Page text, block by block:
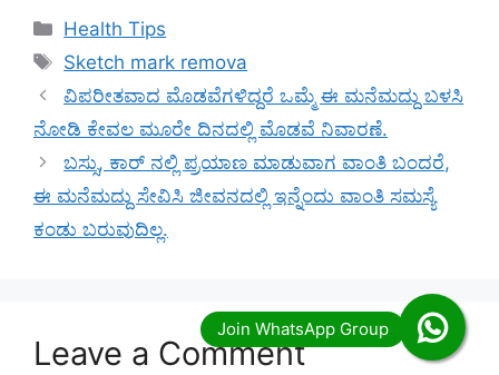
Categories
Health Tips
Tags
Sketch mark remova
ವಿಪರೀತವಾದ ಮೊಡವೆಗಳಿದ್ದರೆ ಒಮ್ಮೆ ಈ ಮನೆಮದ್ದು ಬಳಸಿ
ನೋಡಿ ಕೇವಲ ಮೂರೇ ದಿನದಲ್ಲಿ ಮೊಡವೆ ನಿವಾರಣೆ.
ಬಸ್ಸು, ಕಾರ್ ನಲ್ಲಿ ಪ್ರಯಾಣ ಮಾಡುವಾಗ ವಾಂತಿ ಬಂದರೆ,
ಈ ಮನೆಮದ್ದು ಸೇವಿಸಿ ಜೀವನದಲ್ಲಿ ಇನ್ನೆಂದು ವಾಂತಿ ಸಮಸ್ಯೆ
ಕಂಡು ಬರುವುದಿಲ್ಲ.
Leave a Comment